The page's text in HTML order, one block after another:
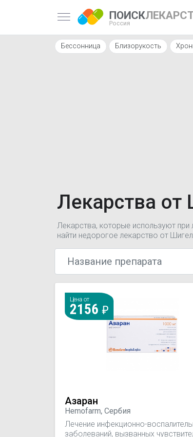
ПОИСК
Россия
Бессонница Близорукость
Лекарства от
Лекарства, которые используют
найти недорогое лекарство от
Цена от
2156
Азаран
Hemofarm, Сербия
Лечение инфекционно-
заболеваний, вызванных